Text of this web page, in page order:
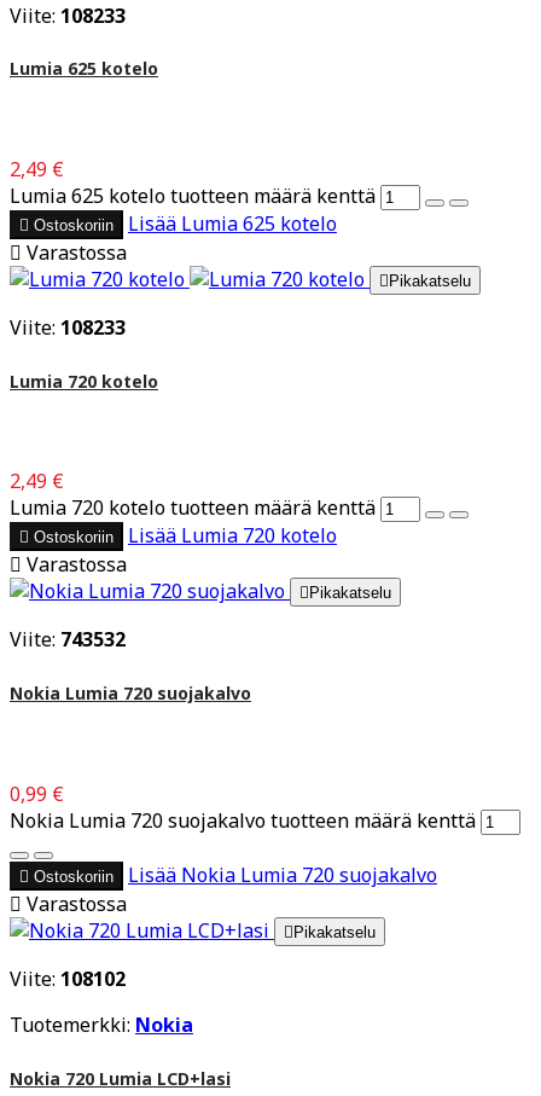
Viite: 108233
Lumia 625 kotelo
2,49 €
Lumia 625 kotelo tuotteen määrä kenttä
 Ostoskoriin Lisää Lumia 625 kotelo
 Varastossa
 Pikakatselu
Viite: 108233
Lumia 720 kotelo
2,49 €
Lumia 720 kotelo tuotteen määrä kenttä
 Ostoskoriin Lisää Lumia 720 kotelo
 Varastossa
 Pikakatselu
Viite: 743532
Nokia Lumia 720 suojakalvo
0,99 €
Nokia Lumia 720 suojakalvo tuotteen määrä kenttä
 Ostoskoriin Lisää Nokia Lumia 720 suojakalvo
 Varastossa
 Pikakatselu
Viite: 108102
Tuotemerkki: Nokia
Nokia 720 Lumia LCD+lasi